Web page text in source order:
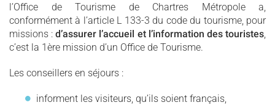
l’Office de Tourisme de Chartres Métropole a,
conformément à l’article L 133-3 du code du tourisme, pour
missions :d’assurer l’accueil et l’information des touristes
c’est la 1ère mission d’un Office de Tourisme.
Les conseillers en séjours :
informent les visiteurs, qu’ils soient français,